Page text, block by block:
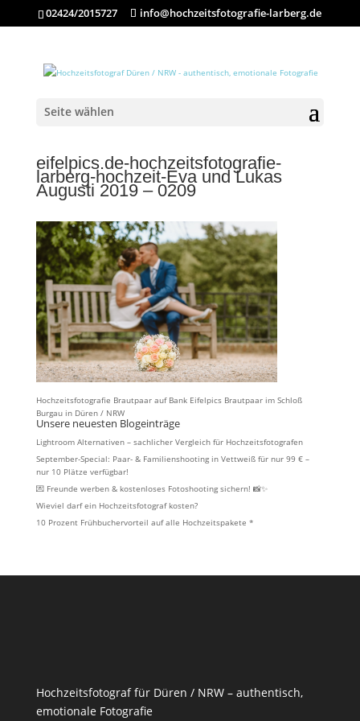
02424/2015727 info@hochzeitsfotografie-larberg.de
Seite wählen
eifelpics.de-hochzeitsfotografie-
larberg-hochzeit-Eva und Lukas
Augusti 2019 – 0209
Hochzeitsfotografie Brautpaar auf Bank Eifelpics Brautpaar im Schloß
Burgau in Düren / NRW
Unsere neuesten Blogeinträge
Lightroom Alternativen – sachlicher Vergleich für Hochzeitsfotografen
September-Special: Paar- & Familienshooting in Vettweiß für nur 99 € –
nur 10 Plätze verfügbar!
💌 Freunde werben & kostenloses Fotoshooting sichern! 📸✨
Wieviel darf ein Hochzeitsfotograf kosten?
10 Prozent Frühbuchervorteil auf alle Hochzeitspakete *
Hochzeitsfotograf für Düren / NRW – authentisch,
emotionale Fotografie